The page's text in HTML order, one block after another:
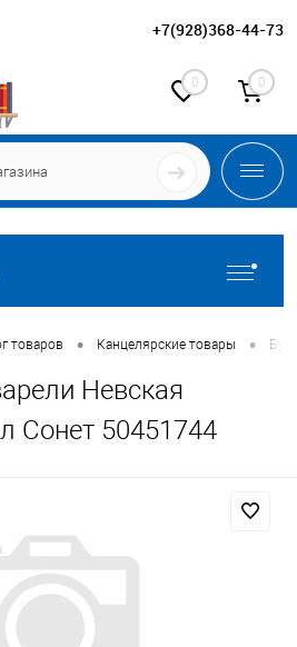
+7(928)368-44-73
0 0
товаров • Канцелярские товары •
Невская
Сонет 50451744